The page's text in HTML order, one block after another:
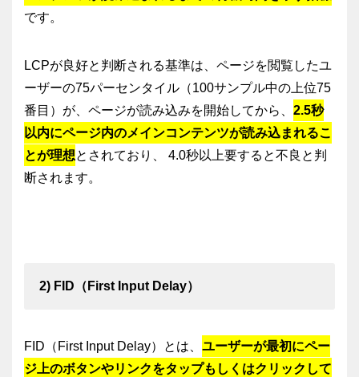
です。
LCPが良好と判断される基準は、ページを閲覧したユ
ーザーの75パーセンタイル（100サンプル中の上位75
番目）が、ページが読み込みを開始してから、 2.5秒
以内にページ内のメインコンテンツが読み込まれるこ
とが理想とされており、 4.0秒以上要すると不良と判
断されます。
2) FID（First Input Delay）
FID（First Input Delay）とは、 ユーザーが最初にペー
ジ上のボタンやリンクをタップもしくはクリックして